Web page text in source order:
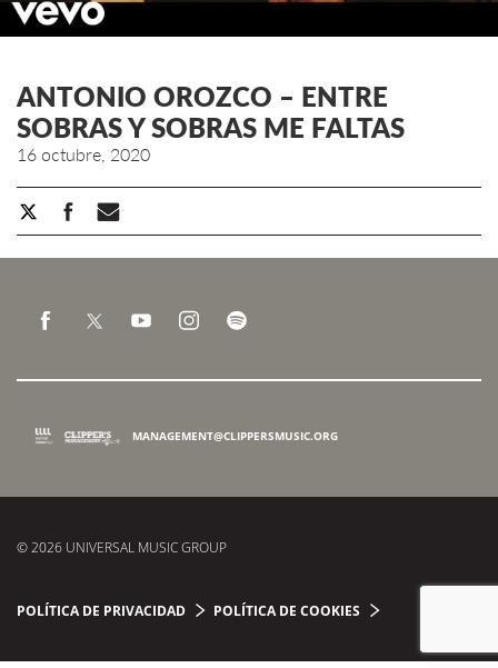
ANTONIO OROZCO – ENTRE
SOBRAS Y SOBRAS ME FALTAS
16 octubre, 2020
MANAGEMENT@CLIPPERSMUSIC.ORG
© 2026 UNIVERSAL MUSIC GROUP
POLÍTICA DE PRIVACIDAD POLÍTICA DE COOKIES